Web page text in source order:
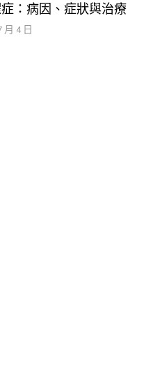
：病因、症狀與治療
月 4 日